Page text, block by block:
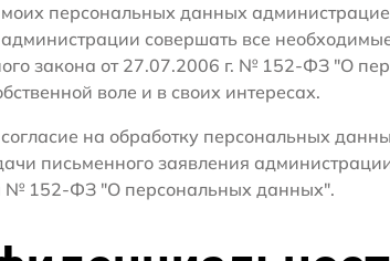
персональных данных
совершать все
закона от 27.07.2006 г. № 152-ФЗ "О
воле и в своих интересах.
на обработку персональных
письменного заявления
№ 152-ФЗ "О персональных данных".